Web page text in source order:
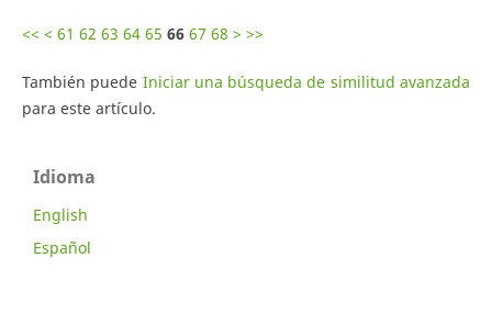
<< < 61 62 63 64 65 66 67 68 > >>
También puede Iniciar una búsqueda de similitud avanzada
para este artículo.
Idioma
English
Español